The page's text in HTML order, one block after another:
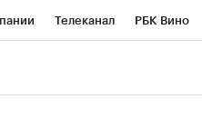
Телеканал РБК Вино